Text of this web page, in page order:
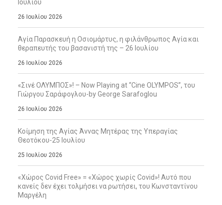
Ιουλίου
26 Ιουλίου 2026
Αγία Παρασκευή η Οσιομάρτυς, η φιλάνθρωπος Αγία και
θεραπευτής του βασανιστή της – 26 Ιουλίου
26 Ιουλίου 2026
«Σινέ ΟΛΥΜΠΟΣ»! – Now Playing at “Cine OLYMPOS”, του
Γιώργου Σαράφογλου-by George Sarafoglou
26 Ιουλίου 2026
Κοίμηση της Αγίας Άννας Μητέρας της Υπεραγίας
Θεοτόκου-25 Ιουλίου
25 Ιουλίου 2026
«Χώρος Covid Free» = «Χώρος χωρίς Covid»! Αυτό που
κανείς δεν έχει τολμήσει να ρωτήσει, του Κωνσταντίνου
Μαργέλη